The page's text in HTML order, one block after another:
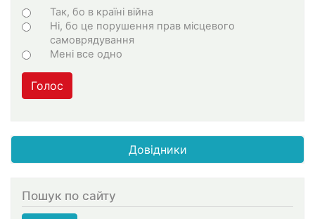
Choices
Так, бо в країні війна
Ні, бо це порушення прав місцевого
самоврядування
Мені все одно
Голос
Довідники
Пошук по сайту